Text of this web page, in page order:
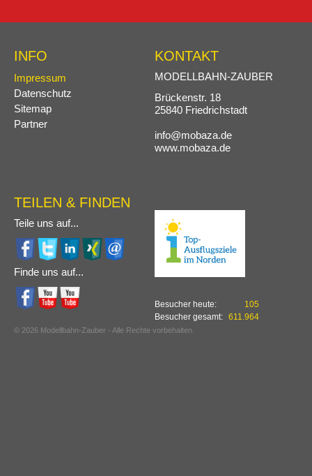
INFO
Navigation
überspringen
Impressum
Datenschutz
Sitemap
Partner
KONTAKT
MODELLBAHN-ZAUBER
Brückenstr. 18
25840 Friedrichstadt
info@mobaza.de
www.mobaza.de
TEILEN & FINDEN
Teile uns auf...
Finde uns auf...
Besucher heute:
105
Besucher gesamt:
611.964
© 2026 Modellbahn-Zauber - Alle Rechte vorbehalten.